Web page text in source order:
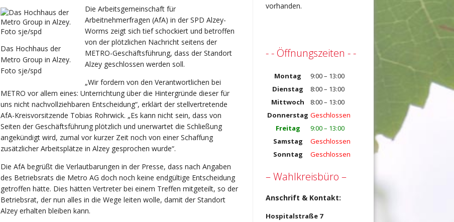
Das Hochhaus der
Metro Group in Alzey.
Foto sje/spd
Die Arbeitsgemeinschaft für
Arbeitnehmerfragen (AfA) in der SPD Alzey-
Worms zeigt sich tief schockiert und betroffen
von der plötzlichen Nachricht seitens der
METRO-Geschäftsführung, dass der Standort
Alzey geschlossen werden soll.
„Wir fordern von den Verantwortlichen bei
METRO vor allem eines: Unterrichtung über die Hintergründe dieser für
uns nicht nachvollziehbaren Entscheidung“, erklärt der stellvertretende
AfA-Kreisvorsitzende Tobias Rohrwick. „Es kann nicht sein, dass von
Seiten der Geschäftsführung plötzlich und unerwartet die Schließung
angekündigt wird, zumal vor kurzer Zeit noch von einer Schaffung
zusätzlicher Arbeitsplätze in Alzey gesprochen wurde“.
Die AfA begrüßt die Verlautbarungen in der Presse, dass nach Angaben
des Betriebsrats die Metro AG doch noch keine endgültige Entscheidung
getroffen hätte. Dies hätten Vertreter bei einem Treffen mitgeteilt, so der
Betriebsrat, der nun alles in die Wege leiten wolle, damit der Standort
Alzey erhalten bleiben kann.
vorhanden.
- - Öffnungszeiten - -
Montag
9:00 – 13:00
Dienstag
8:00 – 13:00
Mittwoch
8:00 – 13:00
Donnerstag Geschlossen
Freitag
9:00 – 13:00
Samstag
Geschlossen
Sonntag
Geschlossen
– Wahlkreisbüro –
Anschrift & Kontakt:
Hospitalstraße 7